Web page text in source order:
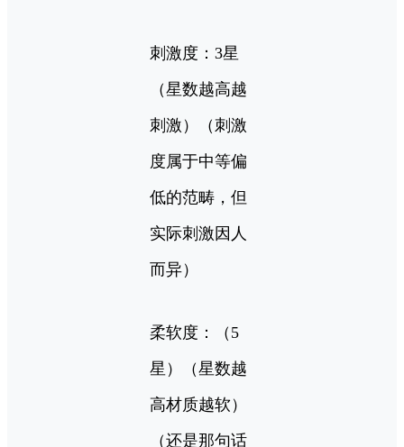
刺激度：3星
（星数越高越
刺激）（刺激
度属于中等偏
低的范畴，但
实际刺激因人
而异）
柔软度：（5
星）（星数越
高材质越软）
（还是那句话